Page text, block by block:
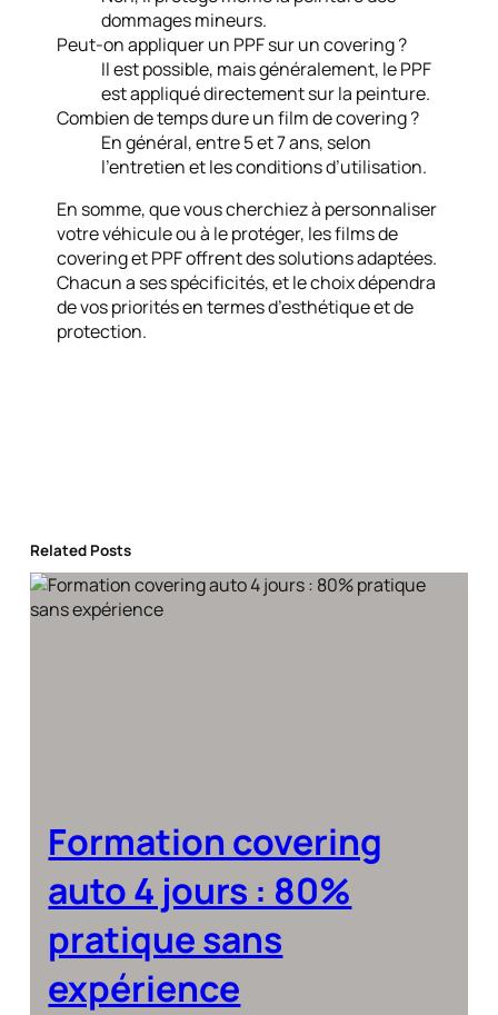
dommages mineurs.
Peut-on appliquer un PPF sur un covering ?
Il est possible, mais généralement, le PPF
est appliqué directement sur la peinture.
Combien de temps dure un film de covering ?
En général, entre 5 et 7 ans, selon
l’entretien et les conditions d’utilisation.
En somme, que vous cherchiez à personnaliser
votre véhicule ou à le protéger, les films de
covering et PPF offrent des solutions adaptées.
Chacun a ses spécificités, et le choix dépendra
de vos priorités en termes d’esthétique et de
protection.
Related Posts
Formation covering
auto 4 jours : 80%
pratique sans
expérience